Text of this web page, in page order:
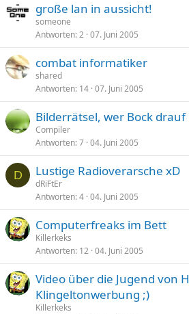
große lan in aussicht!
someone
Antworten 2 07. Juni 2005
combat informatiker
shared
Antworten 14 07. Juni 2005
Bilderrätsel, wer Bock
Compiler
Antworten 7 04. Juni 2005
D Lustige Radioverarsche xD
dRiFtEr
Antworten 4 04. Juni 2005
Computerfreaks im Bett
Killerkeks
Antworten 12 04. Juni 2005
Video über die Jugend von
Klingeltonwerbung ;)
Killerkeks